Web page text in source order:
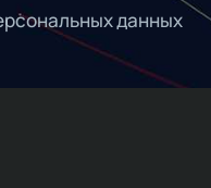
данных